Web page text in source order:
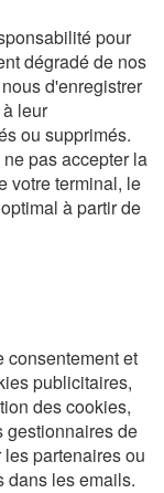
pour
dégradé de nos
d'enregistrer
leur
ou supprimés.
pas accepter la
votre terminal, le
à partir de
consentement et
publicitaires,
des cookies,
gestionnaires de
partenaires ou
dans les emails.